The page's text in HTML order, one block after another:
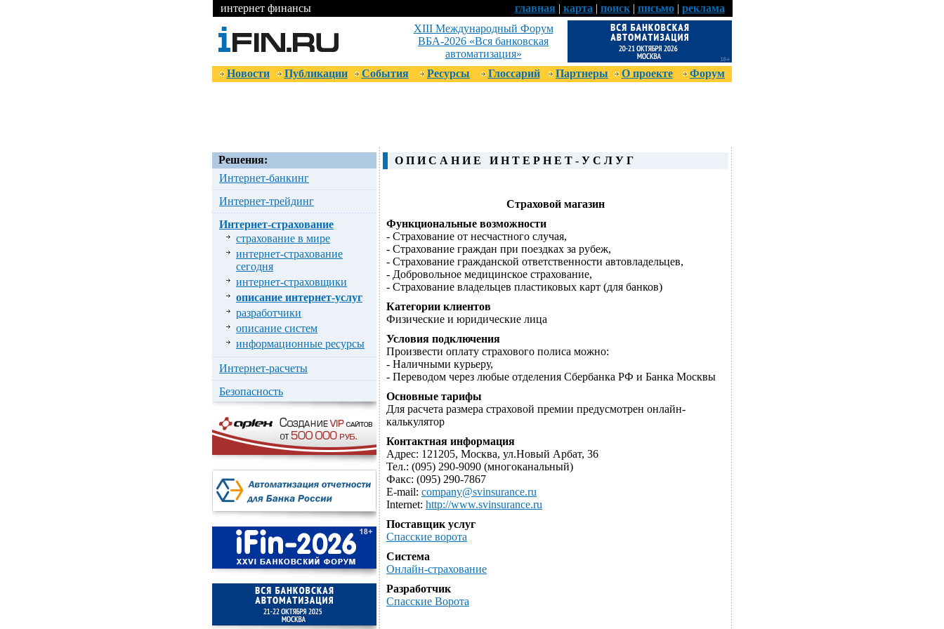
интернет финансы главная | карта | поиск| письмо| реклама
XIII Международный Форум
ВБА-2026 «Вся банковская
автоматизация»
Новости
Публикации События Ресурсы Глоссарий Партнеры О проекте Форум
Решения:
Интернет-банкинг
Интернет-трейдинг
Интернет-страхование
страхование в мире
интернет-страхование
сегодня
интернет-страховщики
описание интернет-услуг
разработчики
описание систем
информационные ресурсы
Интернет-расчеты
Безопасность
О П И С А Н И Е И Н Т Е Р Н Е Т - У С Л У Г
Страховой магазин
Функциональные возможности
- Страхование от несчастного случая,
- Страхование граждан при поездках за рубеж,
- Страхование гражданской ответственности автовладельцев,
- Добровольное медицинское страхование,
- Страхование владельцев пластиковых карт (для банков)
Категории клиентов
Физические и юридические лица
Условия подключения
Произвести оплату страхового полиса можно:
- Наличными курьеру,
- Переводом через любые отделения Сбербанка РФ и Банка Москвы
Основные тарифы
Для расчета размера страховой премии предусмотрен онлайн-
калькулятор
Контактная информация
Адрес: 121205, Москва, ул.Новый Арбат, 36
Тел.: (095) 290-9090 (многоканальный)
Факс: (095) 290-7867
E-mail: company@svinsurance.ru
Internet: http://www.svinsurance.ru
Поставщик услуг
Спасские ворота
Система
Онлайн-страхование
Разработчик
Спасские Ворота